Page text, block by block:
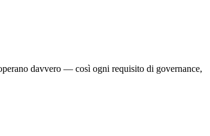
davvero — così ogni requisito di governance,